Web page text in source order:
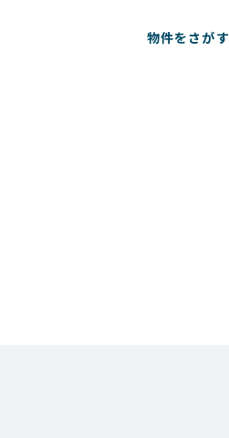
物件をさがす